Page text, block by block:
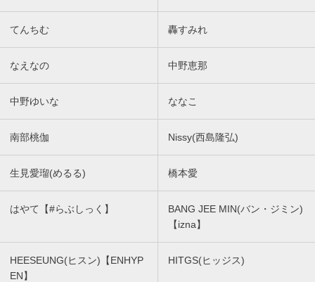
てんちむ 轟すみれ
なえなの 中野恵那
中野ゆいな ななこ
南部桃伽 Nissy(西島隆弘)
生見愛瑠(めるる) 橋本愛
はやて【#らぶしっく】
BANG JEE MIN(バン・ジミン)
【izna】
HEESEUNG(ヒスン)【ENHYP
EN】
HITGS(ヒッジス)